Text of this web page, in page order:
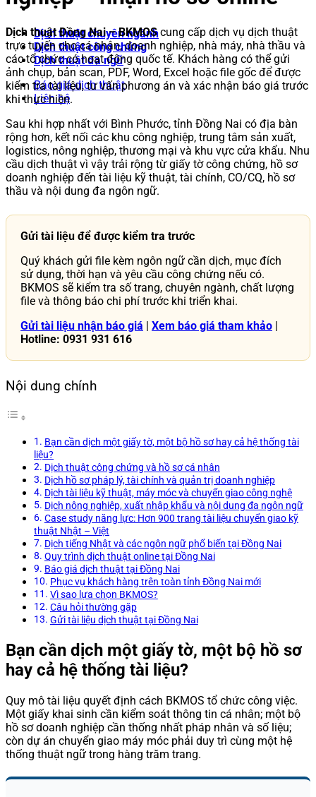
Dịch thuật chuyên ngành
Dịch thuật công chứng
Dịch thuật đa ngữ
Báo giá dịch thuật
Liên hệ
Dịch thuật Đồng Nai – BKMOScung cấp dịch vụ dịch thuật
trực tuyến cho cá nhân, doanh nghiệp, nhà máy, nhà thầu và
các tổ chức có hoạt động quốc tế. Khách hàng có thể gửi
ảnh chụp, bản scan, PDF, Word, Excel hoặc file gốc để được
kiểm tra tài liệu, tư vấn phương án và xác nhận báo giá trước
khi thực hiện.
Sau khi hợp nhất với Bình Phước, tỉnh Đồng Nai có địa bàn
rộng hơn, kết nối các khu công nghiệp, trung tâm sản xuất,
logistics, nông nghiệp, thương mại và khu vực cửa khẩu. Nhu
cầu dịch thuật vì vậy trải rộng từ giấy tờ công chứng, hồ sơ
doanh nghiệp đến tài liệu kỹ thuật, tài chính, CO/CQ, hồ sơ
thầu và nội dung đa ngôn ngữ.
Gửi tài liệu để được kiểm tra trước
Quý khách gửi file kèm ngôn ngữ cần dịch, mục đích
sử dụng, thời hạn và yêu cầu công chứng nếu có.
BKMOS sẽ kiểm tra số trang, chuyên ngành, chất lượng
file và thông báo chi phí trước khi triển khai.
Gửi tài liệu nhận báo giá | Xem báo giá tham khảo |
Hotline: 0931 931 616
Nội dung chính
Bạn cần dịch một giấy tờ, một bộ hồ sơ hay cả hệ thống tài
liệu?
Dịch thuật công chứng và hồ sơ cá nhân
Dịch hồ sơ pháp lý, tài chính và quản trị doanh nghiệp
Dịch tài liệu kỹ thuật, máy móc và chuyển giao công nghệ
Dịch nông nghiệp, xuất nhập khẩu và nội dung đa ngôn ngữ
Case study năng lực: Hơn 900 trang tài liệu chuyển giao kỹ
thuật Nhật – Việt
Dịch tiếng Nhật và các ngôn ngữ phổ biến tại Đồng Nai
Quy trình dịch thuật online tại Đồng Nai
Báo giá dịch thuật tại Đồng Nai
Phục vụ khách hàng trên toàn tỉnh Đồng Nai mới
Vì sao lựa chọn BKMOS?
Câu hỏi thường gặp
Gửi tài liệu dịch thuật tại Đồng Nai
Bạn cần dịch một giấy tờ, một bộ hồ sơ
hay cả hệ thống tài liệu?
Quy mô tài liệu quyết định cách BKMOS tổ chức công việc.
Một giấy khai sinh cần kiểm soát thông tin cá nhân; một bộ
hồ sơ doanh nghiệp cần thống nhất pháp nhân và số liệu;
còn dự án chuyển giao máy móc phải duy trì cùng một hệ
thống thuật ngữ trong hàng trăm trang.